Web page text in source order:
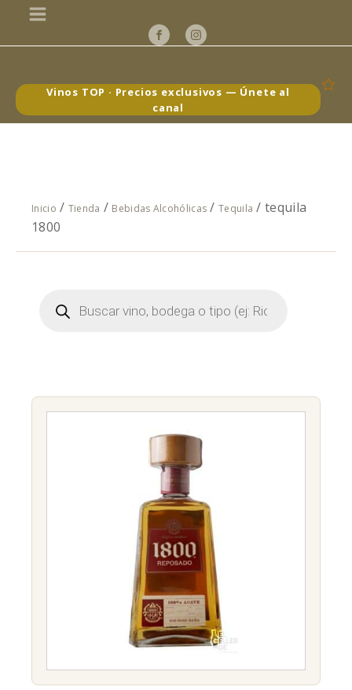
Vinos TOP · Precios exclusivos — Únete al
canal
Inicio / Tienda / Bebidas Alcohólicas /Tequila / tequila
1800
Búsqueda